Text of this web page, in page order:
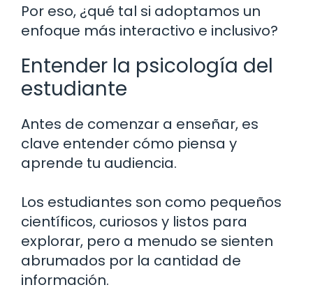
Por eso, ¿qué tal si adoptamos un
enfoque más interactivo e inclusivo?
Entender la psicología del
estudiante
Antes de comenzar a enseñar, es
clave entender cómo piensa y
aprende tu audiencia.
Los estudiantes son como pequeños
científicos, curiosos y listos para
explorar, pero a menudo se sienten
abrumados por la cantidad de
información.